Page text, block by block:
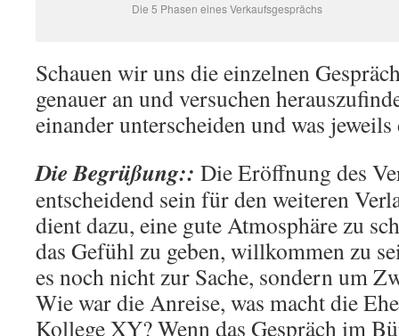
Die 5 Phasen eines Verkaufsgesprächs
Schauen wir uns die einzelnen
genauer an und versuchen
einander unterscheiden und was
Die Begrüßung:: Die Eröffnung des
entscheidend sein für den weiteren
dient dazu, eine gute Atmosphäre zu
das Gefühl zu geben, willkommen zu
es noch nicht zur Sache, sondern um
Wie war die Anreise, was macht die
Kollege XY? Wenn das Gespräch im